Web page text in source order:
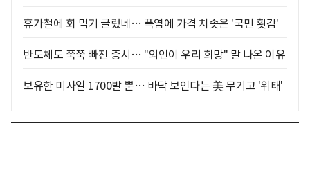
휴가철에 회 먹기 글렀네… 폭염에 가격 치솟은 '국민 횟감'
반도체도 쭉쭉 빠진 증시… "외인이 우리 희망" 말 나온 이유
보유한 미사일 1700발 뿐… 바닥 보인다는 美 무기고 '위태'